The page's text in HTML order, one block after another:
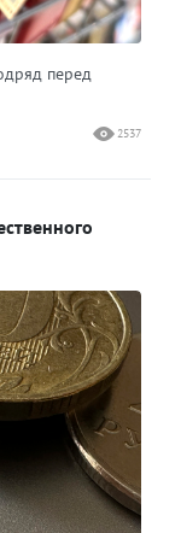
перед
2537